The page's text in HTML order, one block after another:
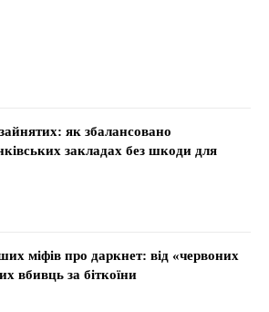
як збалансовано
закладах без шкоди для
міфів про даркнет: від «червоних
вбивць за біткоїни